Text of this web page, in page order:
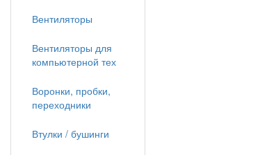
Вентиляторы
Вентиляторы для
компьютерной тех
Воронки, пробки,
переходники
Втулки / бушинги